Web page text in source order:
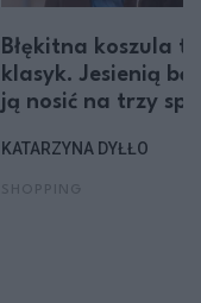
Błękitna koszula
klasyk. Jesienią
ją nosić na trzy
KATARZYNA DYŁŁO